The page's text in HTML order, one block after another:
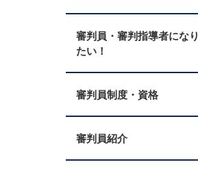
審判員・審判指導者になり
たい！
審判員制度・資格
審判員紹介